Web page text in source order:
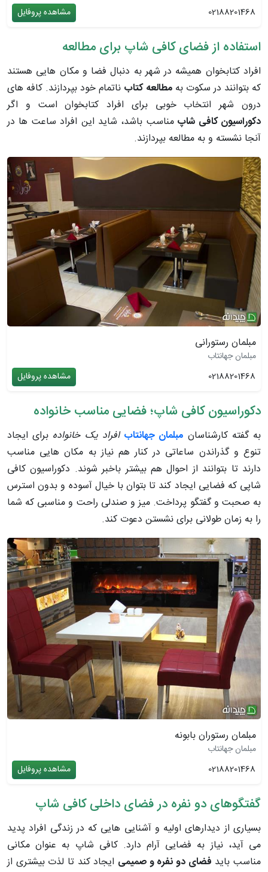
02188201468
مشاهده پروفایل
استفاده از فضای کافی شاپ برای مطالعه
افراد کتابخوان همیشه در شهر به دنبال فضا و مکان هایی هستند
که بتوانند در سکوت بهمطالعه کتاب ناتمام خود بپردازند. کافه های
درون شهر انتخاب خوبی برای افراد کتابخوان است و اگر
دکوراسیون کافی شاپمناسب باشد، شاید این افراد ساعت ها در
آنجا نشسته و به مطالعه بپردازند.
مبلمان رستورانی
مبلمان جهانتاب
02188201468
مشاهده پروفایل
دکوراسیون کافی شاپ؛ فضایی مناسب خانواده
به گفته کارشناسان مبلمان جهانتاب افراد یک خانواده برای ایجاد
تنوع و گذراندن ساعاتی در کنار هم نیاز به مکان هایی مناسب
دارند تا بتوانند از احوال هم بیشتر باخبر شوند. دکوراسیون کافی
شاپی که فضایی ایجاد کند تا بتوان با خیال آسوده و بدون استرس
به صحبت و گفتگو پرداخت. میز و صندلی راحت و مناسبی که شما
را به زمان طولانی برای نشستن دعوت کند.
مبلمان رستوران بابونه
مبلمان جهانتاب
02188201468
مشاهده پروفایل
گفتگوهای دو نفره در فضای داخلی کافی شاپ
بسیاری از دیدارهای اولیه و آشنایی هایی که در زندگی افراد پدید
می آید، نیاز به فضایی آرام دارد. کافی شاپ به عنوان مکانی
مناسب باید فضای دو نفره و صمیمی ایجاد کند تا لذت بیشتری از